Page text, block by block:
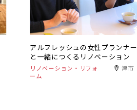
アルフレッシュの女性プランナー
と一緒につくるリノベーション
リノベーション・リフォ
ーム
津市